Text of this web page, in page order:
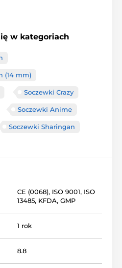
w kategoriach
(14 mm)
Soczewki Crazy
Soczewki Anime
Soczewki Sharingan
CE (0068), ISO 9001, ISO
13485, KFDA, GMP
1 rok
8.8